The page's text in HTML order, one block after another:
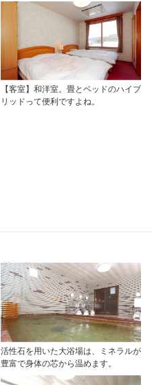
【客室】和洋室。畳とベッドのハイブ
リッドって便利ですよね。
活性石を用いた大浴場は、ミネラルが
豊富で身体の芯から温めます。